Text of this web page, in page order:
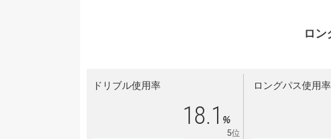
ロ
ドリブル使用率
18.1 %
5位
ロングパス使用率